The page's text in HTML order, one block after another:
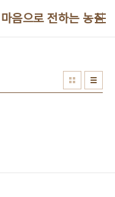
음으로 전하는 농심